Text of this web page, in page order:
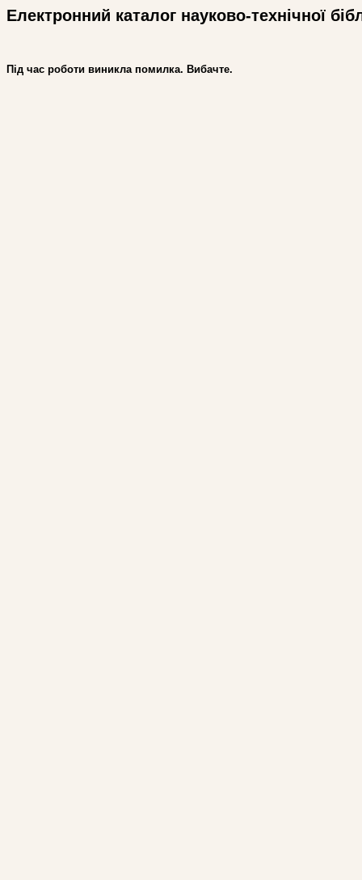
Електронний каталог науково-технічної
Під час роботи виникла помилка. Вибачте.